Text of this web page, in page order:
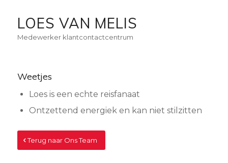
LOES VAN MELIS
Medewerker klantcontactcentrum
Weetjes
Loes is een echte reisfanaat
Ontzettend energiek en kan niet stilzitten
Terug naar Ons Team